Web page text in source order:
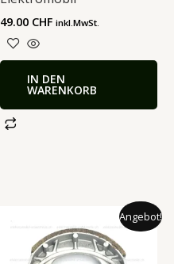
49.00 CHF inkl.MwSt.
IN DEN
WARENKORB
Angebot!
Ursprünglicher
Preis
war:
19.90 CHF
Aktueller
Preis
ist:
18.00 CHF.